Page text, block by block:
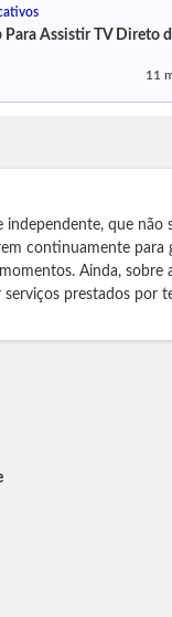
Para Assistir TV Direto
11
independente, que não
continuamente
Ainda,
prestados por